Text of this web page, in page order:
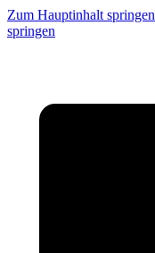
Zum Hauptinhalt springen
springen